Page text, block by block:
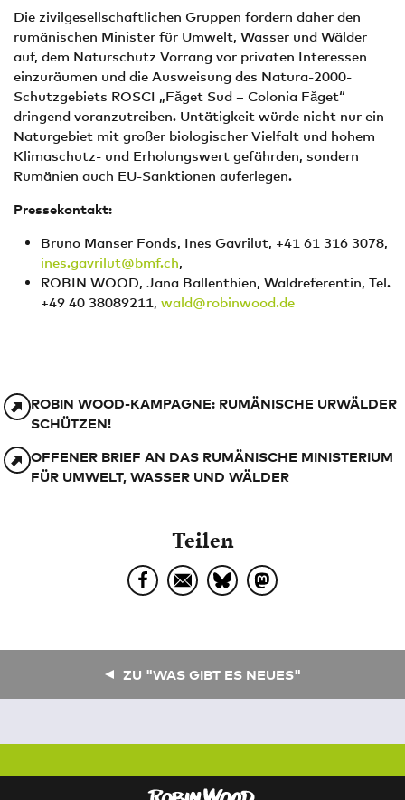
Die zivilgesellschaftlichen Gruppen fordern daher den
rumänischen Minister für Umwelt, Wasser und Wälder
auf, dem Naturschutz Vorrang vor privaten Interessen
einzuräumen und die Ausweisung des Natura-2000-
Schutzgebiets ROSCI „Făget Sud – Colonia Făget“
dringend voranzutreiben. Untätigkeit würde nicht nur ein
Naturgebiet mit großer biologischer Vielfalt und hohem
Klimaschutz- und Erholungswert gefährden, sondern
Rumänien auch EU-Sanktionen auferlegen.
Pressekontakt:
Bruno Manser Fonds, Ines Gavrilut, +41 61 316 3078,
ines.gavrilut@bmf.ch,
ROBIN WOOD, Jana Ballenthien, Waldreferentin, Tel.
+49 40 38089211, wald@robinwood.de
ROBIN WOOD-KAMPAGNE: RUMÄNISCHE URWÄLDER
SCHÜTZEN!
OFFENER BRIEF AN DAS RUMÄNISCHE MINISTERIUM
FÜR UMWELT, WASSER UND WÄLDER
Teilen
ZU "WAS GIBT ES NEUES"